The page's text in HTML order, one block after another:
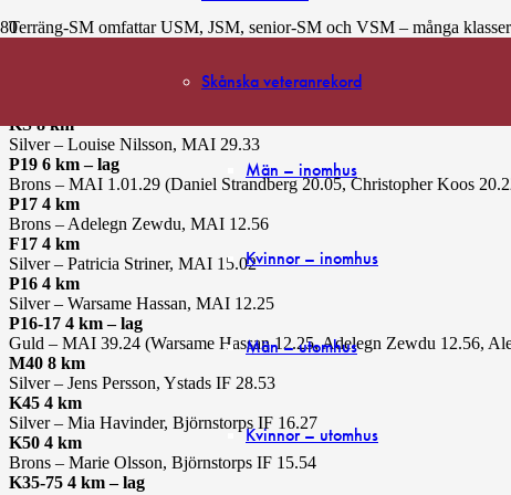
Skånska veteranrekord
Män – inomhus
Kvinnor – inomhus
Män – utomhus
Kvinnor – utomhus
Terräng-SM omfattar USM, JSM, senior-SM och VSM – många
Vid årets SM i Eskilstuna blev det många skånska medaljer. Totalt 2
KS 8 km
Silver – Louise Nilsson, MAI 29.33
P19 6 km – lag
Brons – MAI 1.01.29 (Daniel Strandberg 20.05, Christopher Koos
P17 4 km
Brons – Adelegn Zewdu, MAI 12.56
F17 4 km
Silver – Patricia Striner, MAI 15.02
P16 4 km
Silver – Warsame Hassan, MAI 12.25
P16-17 4 km – lag
Guld – MAI 39.24 (Warsame Hassan 12.25, Adelegn Zewdu 12.56,
M40 8 km
Silver – Jens Persson, Ystads IF 28.53
K45 4 km
Silver – Mia Havinder, Björnstorps IF 16.27
K50 4 km
Brons – Marie Olsson, Björnstorps IF 15.54
K35-75 4 km – lag